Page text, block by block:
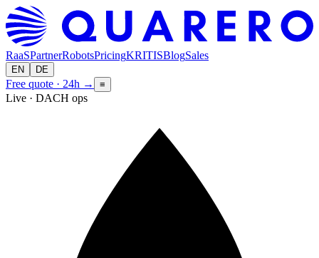
RaaSPartnerRobotsPricingKRITISBlogSales
EN DE
Free quote · 24h → ≡
Live · DACH ops